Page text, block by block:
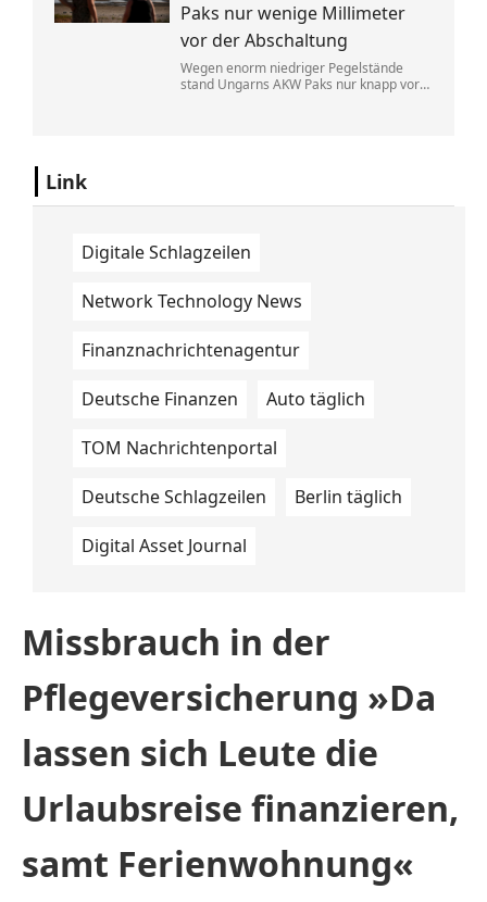
Paks nur wenige Millimeter
vor der Abschaltung
Wegen enorm niedriger Pegelstände
stand Ungarns AKW Paks nur knapp vor
Link
Digitale Schlagzeilen
Network Technology News
Finanznachrichtenagentur
Deutsche Finanzen Auto täglich
TOM Nachrichtenportal
Deutsche Schlagzeilen Berlin täglich
Digital Asset Journal
Missbrauch in der
Pflegeversicherung »Da
lassen sich Leute die
Urlaubsreise finanzieren,
samt Ferienwohnung«